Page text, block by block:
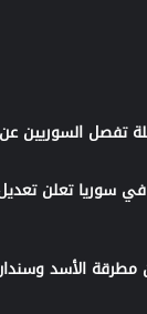
تفصل السوريين
في سوريا تعلن
الأسد